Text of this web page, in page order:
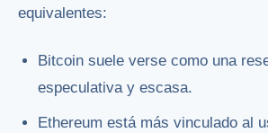
equivalentes:
Bitcoin suele verse como una
especulativa y escasa.
Ethereum está más vinculado al